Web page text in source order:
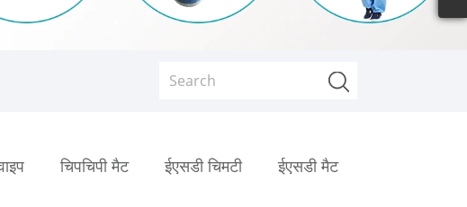
चिपचिपी मैट ईएसडी चिमटी ईएसडी मैट